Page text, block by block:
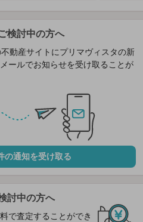
検討中の方へ
動産サイトにプリマヴィスタの新
ールでお知らせを受け取ることが
の通知を受け取る
討中の方へ
で査定することができ